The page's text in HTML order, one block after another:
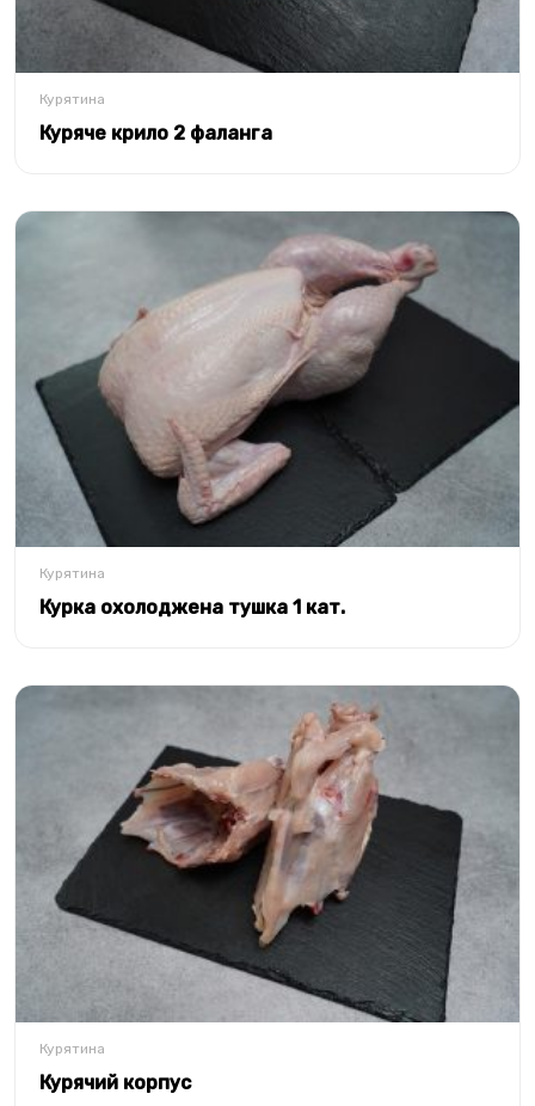
Курятина
Куряче крило 2 фаланга
Курятина
Курка охолоджена тушка 1 кат.
Курятина
Курячий корпус